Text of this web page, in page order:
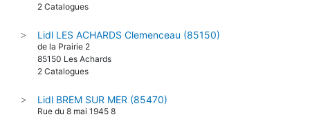
2 Catalogues
> Lidl LES ACHARDS Clemenceau (85150)
de la Prairie 2
85150 Les Achards
2 Catalogues
> Lidl BREM SUR MER (85470)
Rue du 8 mai 1945 8